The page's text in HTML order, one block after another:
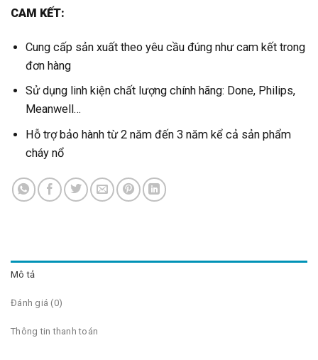
CAM KẾT:
Cung cấp sản xuất theo yêu cầu đúng như cam kết trong
đơn hàng
Sử dụng linh kiện chất lượng chính hãng: Done, Philips,
Meanwell…
Hỗ trợ bảo hành từ 2 năm đến 3 năm kể cả sản phẩm
cháy nổ
Mô tả
Đánh giá (0)
Thông tin thanh toán